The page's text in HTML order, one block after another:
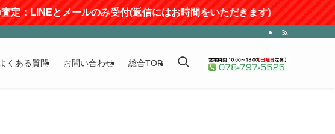
とメールのみ受付(返信にはお時間をいただきます)
よくある質問 お問い合わせ 総合TOP